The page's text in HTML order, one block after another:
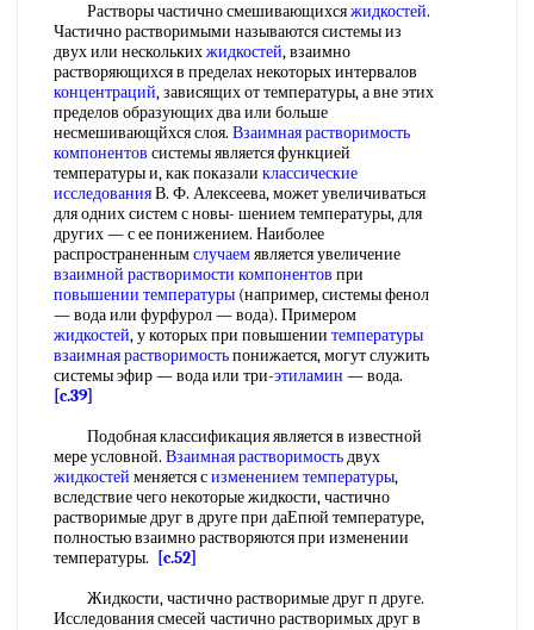
Растворы частично смешивающихсяжидкостей.
Частично растворимыми называются системы из
двух или несколькихжидкостей, взаимно
растворяющихся в пределах некоторых интервалов
концентраций, зависящих от температуры, а вне этих
пределов образующих два или больше
несмешивающйхся слоя. Взаимная растворимость
компонентов системы является функцией
температуры и, как показали классические
исследованияВ. Ф. Алексеева, может увеличиваться
для одних систем с новы- шением температуры, для
других — с ее понижением. Наиболее
распространеннымслучаемявляется увеличение
взаимной растворимости компонентов при
повышении температуры (например, системы фенол
— вода или фурфурол — вода). Примером
жидкостей, у которых при повышении температуры
взаимная растворимостьпонижается, могут служить
системы эфир — вода или три-этиламин — вода.
[c.39]
Подобная классификация является в известной
мере условной. Взаимная растворимостьдвух
жидкостей меняется сизменением температуры,
вследствие чего некоторые жидкости, частично
растворимые друг в друге при даЕпюй температуре,
полностью взаимно растворяются при изменении
температуры.
[c.52]
Жидкости, частично растворимые друг п друге.
Исследования смесей частично растворимых друг в